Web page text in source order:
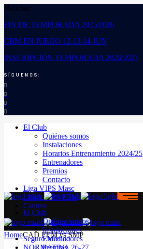
Noticias:
FIN DE TEMPORADA 2025/2026
CBM EN JUEGO 12-13-14 JUN
INSCRIPCIÓN TEMPORADA 2026/2027
SÍGUENOS:
El Club
Quiénes somos
Instalaciones
Horarios Entrenamiento 2024/25
Entrenadores
Premios
Contacto
Liga VIPS Masc
LIGA VIPS FEM
Cantera
Seguro Médico
NORMATIVA 26-27
El Club
Quiénes somos
Instalaciones
Entrenadores
Premios
HomeCAD FEM vs SMP